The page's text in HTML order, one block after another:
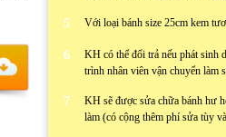
5 Với loại bánh size 25cm kem
6
KH có thể đổi trả nếu phát sinh
trình nhân viên vận chuyển làm
7
KH sẽ được sửa chữa bánh hư
làm (có cộng thêm phí sửa tùy